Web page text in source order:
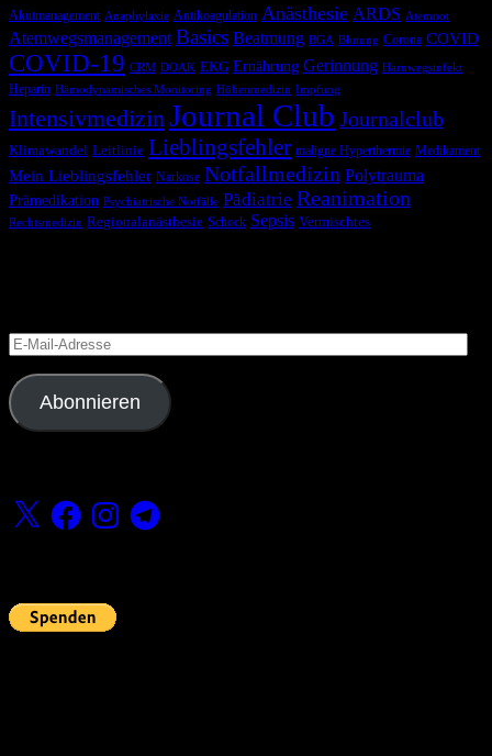
Akutmanagement Anaphylaxie Antikoagulation Anästhesie ARDS Atemnot
Atemwegsmanagement Basics Beatmung BGA Blutung Corona COVID
COVID-19 CRM DOAK EKG Ernährung Gerinnung Harnwegsinfekt
Heparin Hämodynamisches Monitoring Höhenmedizin Impfung
Intensivmedizin Journal Club Journalclub
Klimawandel Leitlinie Lieblingsfehler maligne Hyperthermie Medikament
Mein Lieblingsfehler Narkose Notfallmedizin Polytrauma
Prämedikation Psychiatrische Notfälle Pädiatrie Reanimation
Rechtsmedizin Regionalanästhesie Schock Sepsis Vermischtes
E-
Mail-
Adresse
Abonnieren
X FacebookInstagramTelegram